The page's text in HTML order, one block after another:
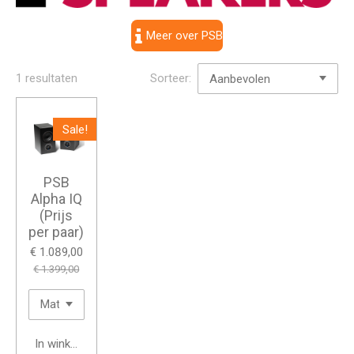
Meer over PSB
1 resultaten Sorteer:
Sale!
PSB
Alpha IQ
(Prijs
per paar)
€ 1.089,00
€ 1.399,00
In winkelwagen